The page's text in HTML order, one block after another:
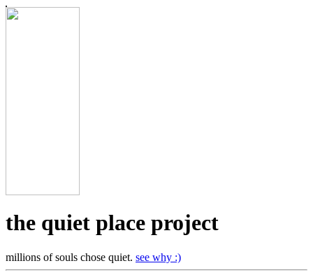
the quiet place project
millions of souls chose quiet. see why :)